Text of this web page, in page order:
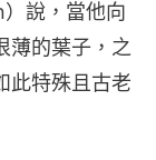
說，當他向
薄的葉子，之
此特殊且古老